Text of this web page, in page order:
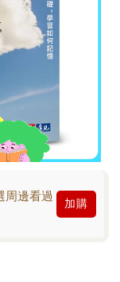
周邊看過
加購